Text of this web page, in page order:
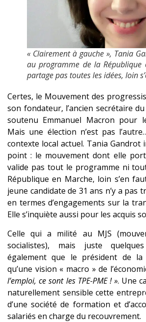
« Clairement à gauche », Tania
au programme de la République
partage pas toutes les idées, loin
Certes, le Mouvement des
son fondateur, l’ancien secrétaire
soutenu Emmanuel Macron pour
Mais une élection n’est pas
contexte local actuel. Tania Gandrot
point : le mouvement dont elle
valide pas tout le programme ni
République en Marche, loin s’en
jeune candidate de 31 ans n’y a pas
en termes d’engagements sur la
Elle s’inquiète aussi pour les acquis
Celle qui a milité au MJS
socialistes), mais juste
également que le président de la
qu’une vision « macro » de
l’emploi, ce sont les TPE-PME ! ». Une
naturellement sensible cette
d’une société de formation et
salariés en charge du recouvrement.